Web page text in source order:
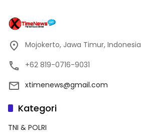
Mojokerto, Jawa Timur, Indonesia
+62 819-0716-9031
xtimenews@gmail.com
Kategori
TNI & POLRI